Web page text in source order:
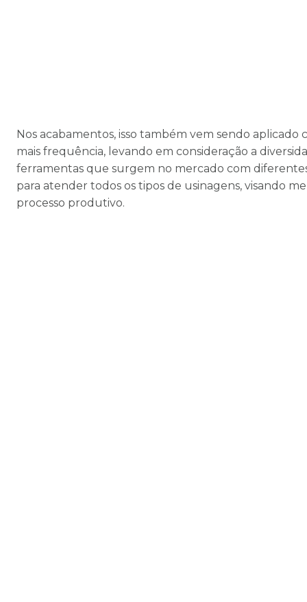
Nos acabamentos, isso também vem sendo aplicado
mais frequência, levando em consideração a
ferramentas que surgem no mercado com
para atender todos os tipos de usinagens, visando
processo produtivo.